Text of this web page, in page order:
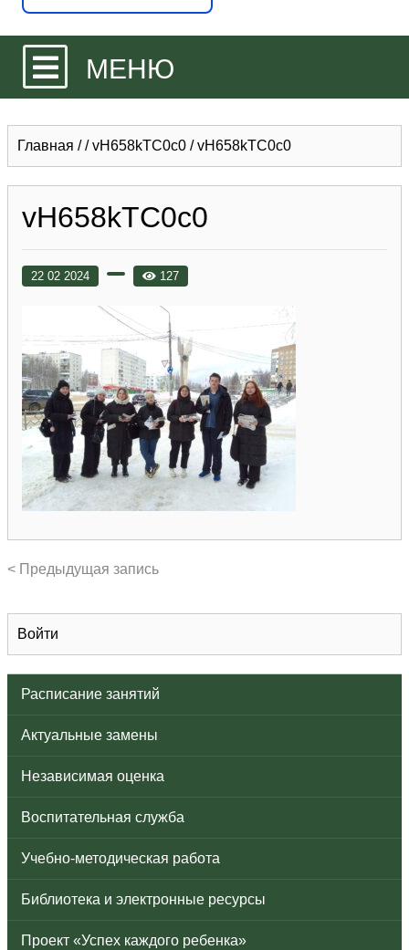
МЕНЮ
Войти
Расписание занятий
Актуальные замены
Независимая оценка
Воспитательная служба
Учебно-методическая работа
Библиотека и электронные ресурсы
Проект «Успех каждого ребенка»
Главная //vH658kTC0c0 /vH658kTC0c0
vH658kTC0c0
22 02 2024 127
< Предыдущая запись